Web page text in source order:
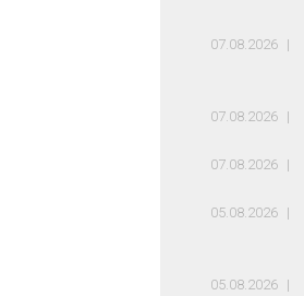
07.08.2026
07.08.2026
07.08.2026
05.08.2026
05.08.2026